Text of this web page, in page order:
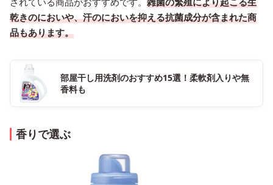
乾きのにおいや、汗のにおいを抑える抗菌成分が含まれた商
品もあります。
部屋干し用洗剤のおすすめ15選！柔軟剤入りや無
香料も
香りで選ぶ